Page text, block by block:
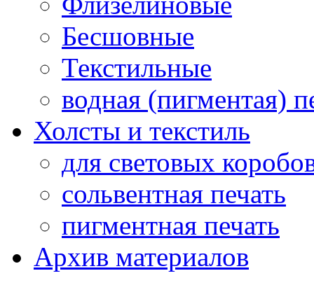
Бесшовные
Текстильные
водная (пигментая)
Холсты и текстиль
для световых
сольвентная печать
пигментная печать
Архив материалов